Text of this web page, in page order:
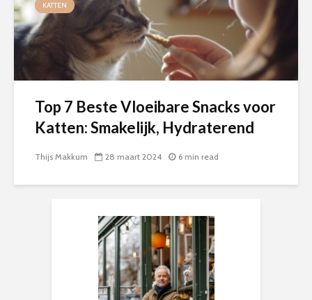
KATTEN
Top 7 Beste Vloeibare Snacks voor
Katten: Smakelijk, Hydraterend
Thijs Makkum 28 maart 2024 6 min read